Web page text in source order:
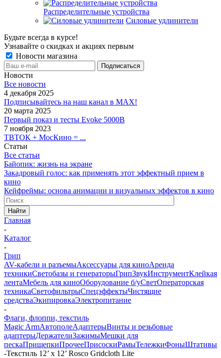
Распределительные устройства
Силовые удлинители
Будьте всегда в курсе!
Узнавайте о скидках и акциях первым
Новости магазина
Новости
Все новости
4 декабря 2025
Подписывайтесь на наш канал в MAX!
20 марта 2025
Первый показ и тесты Evoke 5000B
7 ноября 2023
ТВТОК + МосКино = ...
Статьи
Все статьи
Байопик: жизнь на экране
Закадровый голос: как применять этот эффектный прием в
кино
Кейфреймы: основа анимации и визуальных эффектов в кино
Найти
Главная
-
Каталог
-
Грип
AV-кабели и разъемыАксессуары для киноАренда
техникиСветобазы и генераторыГрипЗвукИнструментКлейкая
лентаМебель для киноОборудование б/уСветОператорская
техникаСветофильтрыСпецэффектыЧистящие
средстваЭкипировкаЭлектропитание
-
Флаги, флоппи, текстиль
Magic ArmАвтополеАдаптерыВинты и резьбовые
адаптерыДержателиЗажимыМешки для
пескаПрищепкиПрочееПрисоскиРамыТележкиФоныШтативы
-Текстиль 12’ x 12’ Rosco Gridcloth Lite